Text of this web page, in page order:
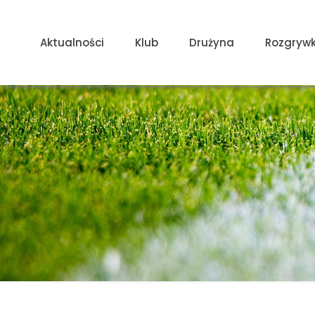
Aktualności Klub Drużyna